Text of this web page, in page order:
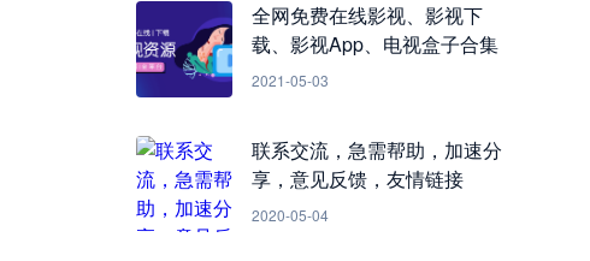
全网免费在线影视、影视下
载、影视App、电视盒子合集
2021-05-03
联系交流，急需帮助，加速分
享，意见反馈，友情链接
2020-05-04